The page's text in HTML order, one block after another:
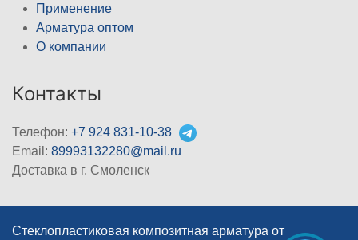
Применение
Арматура оптом
О компании
Контакты
Телефон: +7 924 831-10-38
Email: 89993132280@mail.ru
Доставка в г. Смоленск
Стеклопластиковая композитная арматура от